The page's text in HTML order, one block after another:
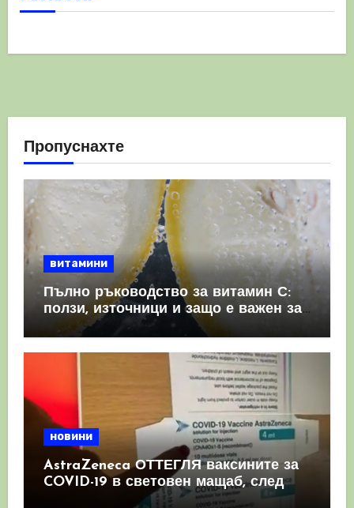
Пропуснахте
витамини
Пълно ръководство за витамин С:
ползи, източници и защо е важен за
имунната система
новини
AstraZeneca ОТТЕГЛЯ ваксините за
COVID-19 в световен мащаб, след
като призна, че те причиняват